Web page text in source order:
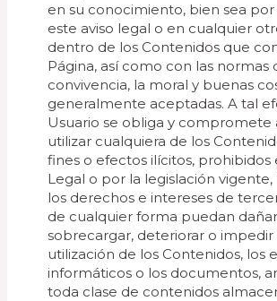
en su conocimiento, bien sea
este aviso legal o en cualquier
dentro de los Contenidos que
Página, así como con las normas
convivencia, la moral y buenas
generalmente aceptadas. A tal
Usuario se obliga y compromete
utilizar cualquiera de los
fines o efectos ilícitos, prohibidos
Legal o por la legislación vigente,
los derechos e intereses de
de cualquier forma puedan
sobrecargar, deteriorar o impedir
utilización de los Contenidos, los
informáticos o los documentos,
toda clase de contenidos